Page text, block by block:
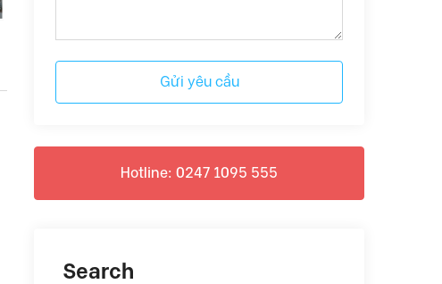
Gửi yêu cầu
Hotline: 0247 1095 555
Search